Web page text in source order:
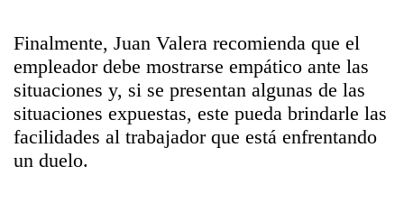
Finalmente, Juan Valera recomienda que el
empleador debe mostrarse empático ante las
situaciones y, si se presentan algunas de las
situaciones expuestas, este pueda brindarle las
facilidades al trabajador que está enfrentando
un duelo.